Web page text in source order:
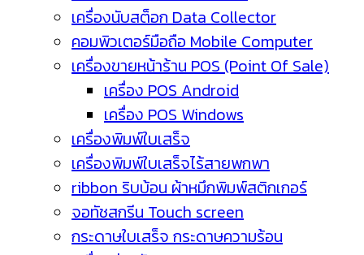
เครื่องนับสต็อก Data Collector
คอมพิวเตอร์มือถือ Mobile Computer
เครื่องขายหน้าร้าน POS (Point Of Sale)
เครื่อง POS Android
เครื่อง POS Windows
เครื่องพิมพ์ใบเสร็จ
เครื่องพิมพ์ใบเสร็จไร้สายพกพา
ribbon ริบบ้อน ผ้าหมึกพิมพ์สติกเกอร์
จอทัชสกรีน Touch screen
กระดาษใบเสร็จ กระดาษความร้อน